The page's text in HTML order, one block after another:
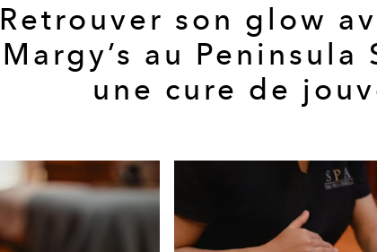
Retrouver son glow
Margy’s au Peninsula
une cure de